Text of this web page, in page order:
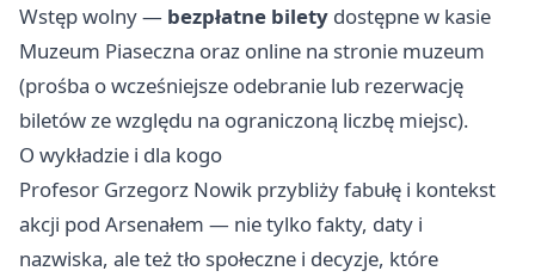
Wstęp wolny — bezpłatne bilety dostępne w kasie
Muzeum Piaseczna oraz online na stronie muzeum
(prośba o wcześniejsze odebranie lub rezerwację
biletów ze względu na ograniczoną liczbę miejsc).
O wykładzie i dla kogo
Profesor Grzegorz Nowik przybliży fabułę i kontekst
akcji pod Arsenałem — nie tylko fakty, daty i
nazwiska, ale też tło społeczne i decyzje, które